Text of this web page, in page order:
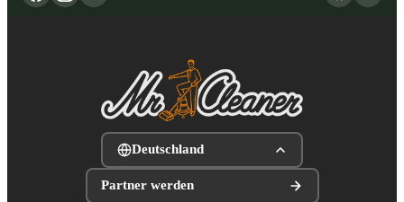
Deutschland
Partner werden